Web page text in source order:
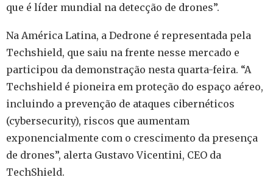
que é líder mundial na detecção de drones”.
Na América Latina, a Dedrone é representada pela
Techshield, que saiu na frente nesse mercado e
participou da demonstração nesta quarta-feira. “A
Techshield é pioneira em proteção do espaço aéreo,
incluindo a prevenção de ataques cibernéticos
(cybersecurity), riscos que aumentam
exponencialmente com o crescimento da presença
de drones”, alerta Gustavo Vicentini, CEO da
TechShield.